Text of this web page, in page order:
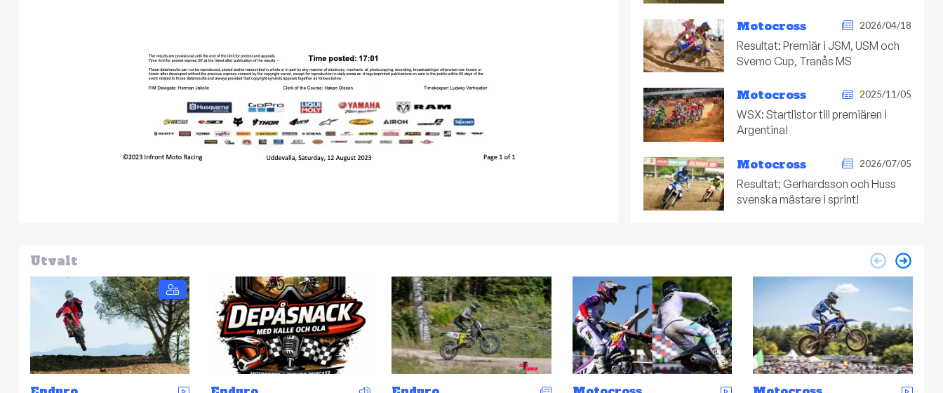
Motocross 2026/04/18
Resultat: Premiär i JSM, USM och
Svemo Cup, Tranås MS
Motocross 2025/11/05
WSX: Startlistor till premiären i
Argentina!
Motocross 2026/07/05
Resultat: Gerhardsson och Huss
svenska mästare i sprint!
Utvalt